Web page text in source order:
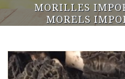
MORILLES
MORELS